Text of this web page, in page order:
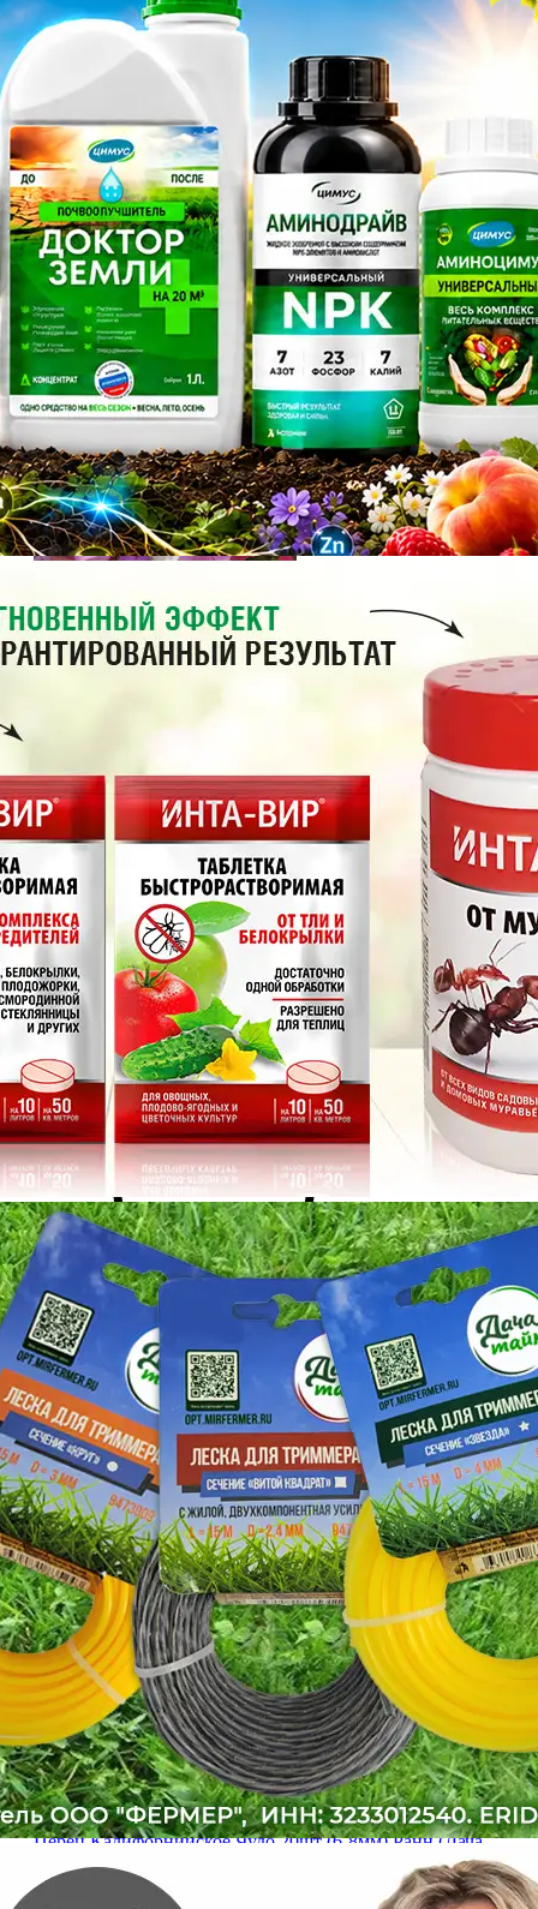
Лобелия Ривьера Микс прямостоячая (1уп-1000драже)
Поиск
Бальзамин Баланс F1 Микс (1уп-1000 шт) Поиск
Огурец Герман F1 6шт Парт Ранн (Дача тайм)
Перец Калифорнийское Чудо 20шт (6-8мм) Ранн (Дача